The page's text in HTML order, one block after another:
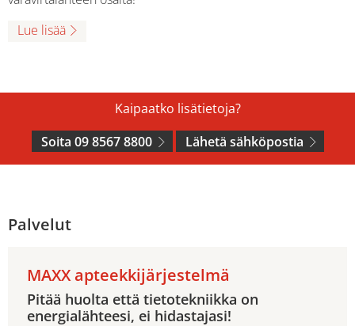
Lue lisää
Kaipaatko lisätietoja?
Soita 09 8567 8800
Lähetä sähköpostia
Palvelut
MAXX apteekkijärjestelmä
Pitää huolta että tietotekniikka on
energialähteesi, ei hidastajasi!